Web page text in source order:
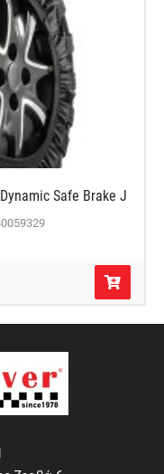
Safe Brake J